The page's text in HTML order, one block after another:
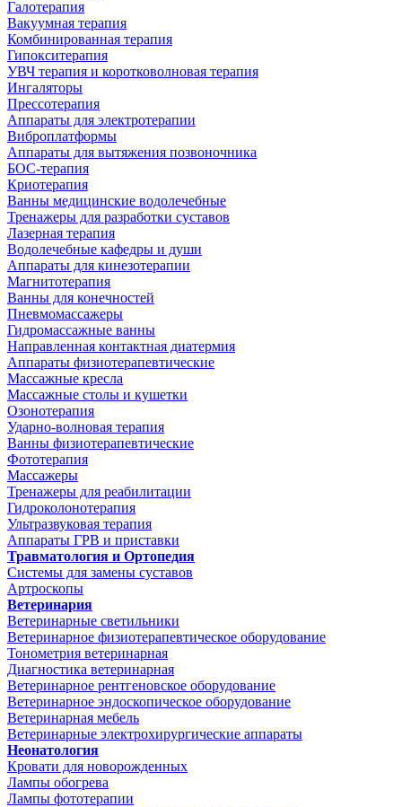
Галотерапия
Вакуумная терапия
Комбинированная терапия
Гипокситерапия
УВЧ терапия и коротковолновая терапия
Ингаляторы
Прессотерапия
Аппараты для электротерапии
Виброплатформы
Аппараты для вытяжения позвоночника
БОС-терапия
Криотерапия
Ванны медицинские водолечебные
Тренажеры для разработки суставов
Лазерная терапия
Водолечебные кафедры и души
Аппараты для кинезотерапии
Магнитотерапия
Ванны для конечностей
Пневмомассажеры
Гидромассажные ванны
Направленная контактная диатермия
Аппараты физиотерапевтические
Массажные кресла
Массажные столы и кушетки
Озонотерапия
Ударно-волновая терапия
Ванны физиотерапевтические
Фототерапия
Массажеры
Тренажеры для реабилитации
Гидроколонотерапия
Ультразвуковая терапия
Аппараты ГРВ и приставки
Травматология и Ортопедия
Системы для замены суставов
Артроскопы
Ветеринария
Ветеринарные светильники
Ветеринарное физиотерапевтическое оборудование
Тонометрия ветеринарная
Диагностика ветеринарная
Ветеринарное рентгеновское оборудование
Ветеринарное эндоскопическое оборудование
Ветеринарная мебель
Ветеринарные электрохирургические аппараты
Неонатология
Кровати для новорожденных
Лампы обогрева
Лампы фототерапии